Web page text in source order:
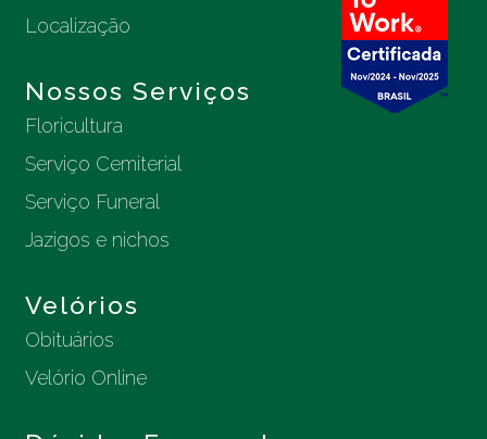
Localização
Nossos Serviços
Floricultura
Serviço Cemiterial
Serviço Funeral
Jazigos e nichos
Velórios
Obituários
Velório Online